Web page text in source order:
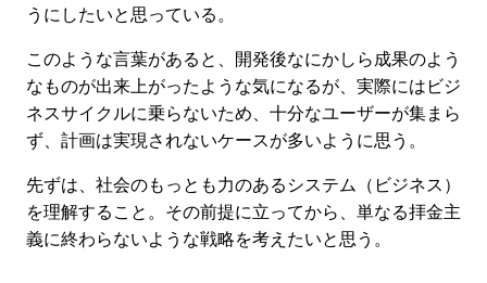
うにしたいと思っている。
このような言葉があると、開発後なにかしら成果のよう
なものが出来上がったような気になるが、実際にはビジ
ネスサイクルに乗らないため、十分なユーザーが集まら
ず、計画は実現されないケースが多いように思う。
先ずは、社会のもっとも力のあるシステム（ビジネス）
を理解すること。その前提に立ってから、単なる拝金主
義に終わらないような戦略を考えたいと思う。